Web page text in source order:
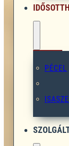
PÉCEL
2004.
ápolást és
nyújt –